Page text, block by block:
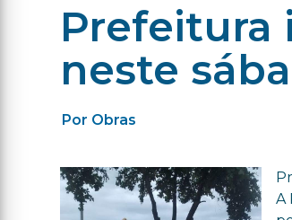
Prefeitura
neste
Por Obras
A